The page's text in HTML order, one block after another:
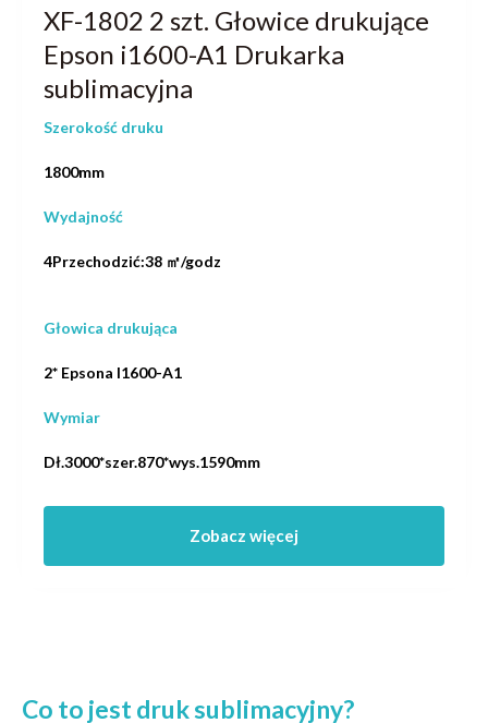
XF-1802 2 szt. Głowice drukujące
Epson i1600-A1 Drukarka
sublimacyjna
Szerokość druku
1800mm
Wydajność
4Przechodzić:38 ㎡/godz
Głowica drukująca
2* Epsona I1600-A1
Wymiar
Dł.3000*szer.870*wys.1590mm
Zobacz więcej
Co to jest druk sublimacyjny?